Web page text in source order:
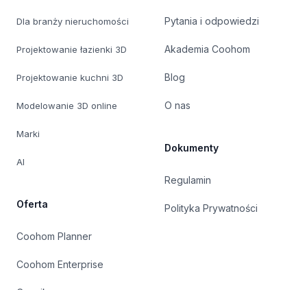
Dla branży nieruchomości
Projektowanie łazienki 3D
Projektowanie kuchni 3D
Modelowanie 3D online
Marki
AI
Oferta
Coohom Planner
Coohom Enterprise
Pytania i odpowiedzi
Akademia Coohom
Blog
O nas
Dokumenty
Regulamin
Polityka Prywatności